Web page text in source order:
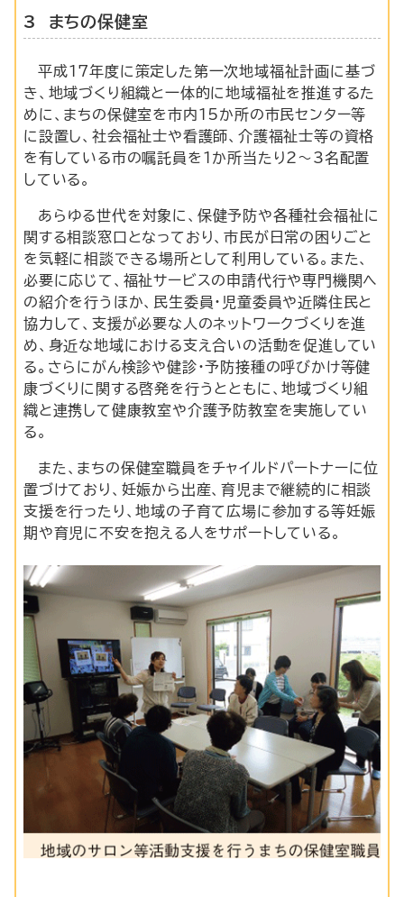
3 まちの保健室
平成17年度に策定した第一次地域福祉計画に基づ
き、地域づくり組織と一体的に地域福祉を推進するた
めに、まちの保健室を市内15か所の市民センター等
に設置し、社会福祉士や看護師、介護福祉士等の資格
を有している市の嘱託員を1か所当たり2～3名配置
している。
あらゆる世代を対象に、保健予防や各種社会福祉に
関する相談窓口となっており、市民が日常の困りごと
を気軽に相談できる場所として利用している。また、
必要に応じて、福祉サービスの申請代行や専門機関へ
の紹介を行うほか、民生委員・児童委員や近隣住民と
協力して、支援が必要な人のネットワークづくりを進
め、身近な地域における支え合いの活動を促進してい
る。さらにがん検診や健診・予防接種の呼びかけ等健
康づくりに関する啓発を行うとともに、地域づくり組
織と連携して健康教室や介護予防教室を実施してい
る。
また、まちの保健室職員をチャイルドパートナーに位
置づけており、妊娠から出産、育児まで継続的に相談
支援を行ったり、地域の子育て広場に参加する等妊娠
期や育児に不安を抱える人をサポートしている。